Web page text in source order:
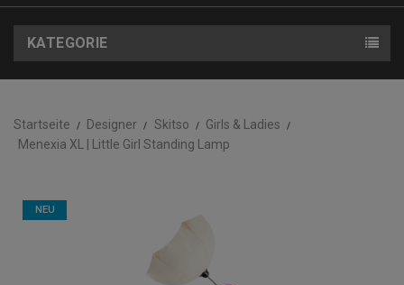
KATEGORIE
Startseite Designer Skitso
Girls & Ladies
Menexia XL | Little Girl Standing Lamp
NEU